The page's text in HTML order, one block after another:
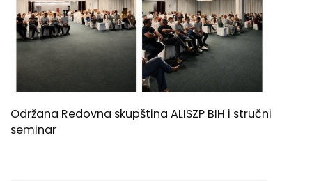
Održana Redovna skupština ALISZP BIH i stručni
seminar